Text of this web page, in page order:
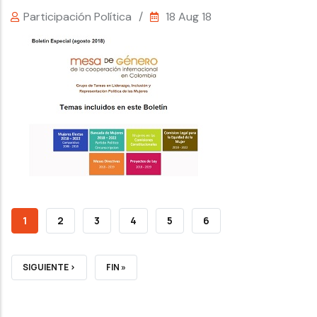
Participación Política / 18 Aug 18
CURRENT
1 PAGE
2 PAGE
3 PAGE
4 PAGE
5 PAGE
6
NEXT
SIGUIENTE ›
LAST
FIN »